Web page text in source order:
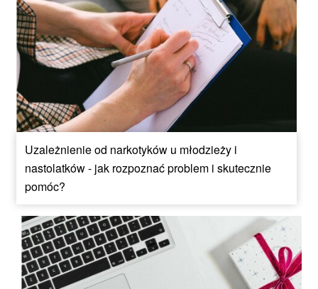
Uzależnienie od narkotyków u młodzieży i
nastolatków - jak rozpoznać problem i skutecznie
pomóc?